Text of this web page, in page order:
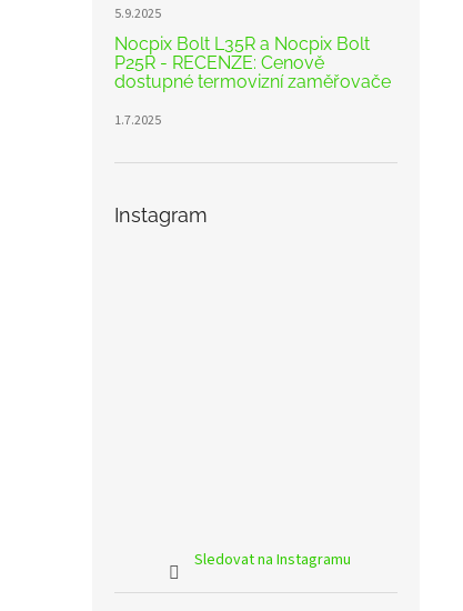
5.9.2025
Nocpix Bolt L35R a Nocpix Bolt
P25R - RECENZE: Cenově
dostupné termovizní zaměřovače
1.7.2025
Instagram
Sledovat na Instagramu